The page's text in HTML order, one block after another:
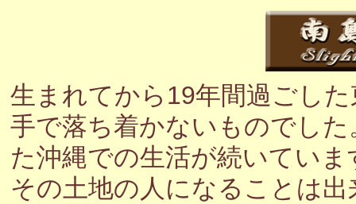
生まれてから19年間過ごし
手で落ち着かないものでし
た沖縄での生活が続いてい
その土地の人になることは